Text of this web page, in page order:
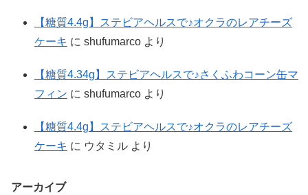
【糖質4.4g】ステビアヘルスで♪オクラのレアチーズ
ケーキ に shufumarco より
【糖質4.34g】ステビアヘルスで♪さくふわコーン缶マ
フィン に shufumarco より
【糖質4.4g】ステビアヘルスで♪オクラのレアチーズ
ケーキ に ウタミル より
アーカイブ